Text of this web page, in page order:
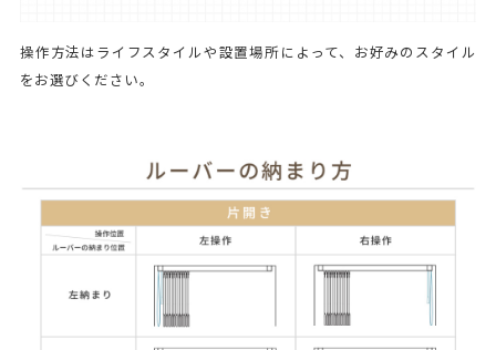
操作方法はライフスタイルや設置場所によって、お好みのスタイル
をお選びください。